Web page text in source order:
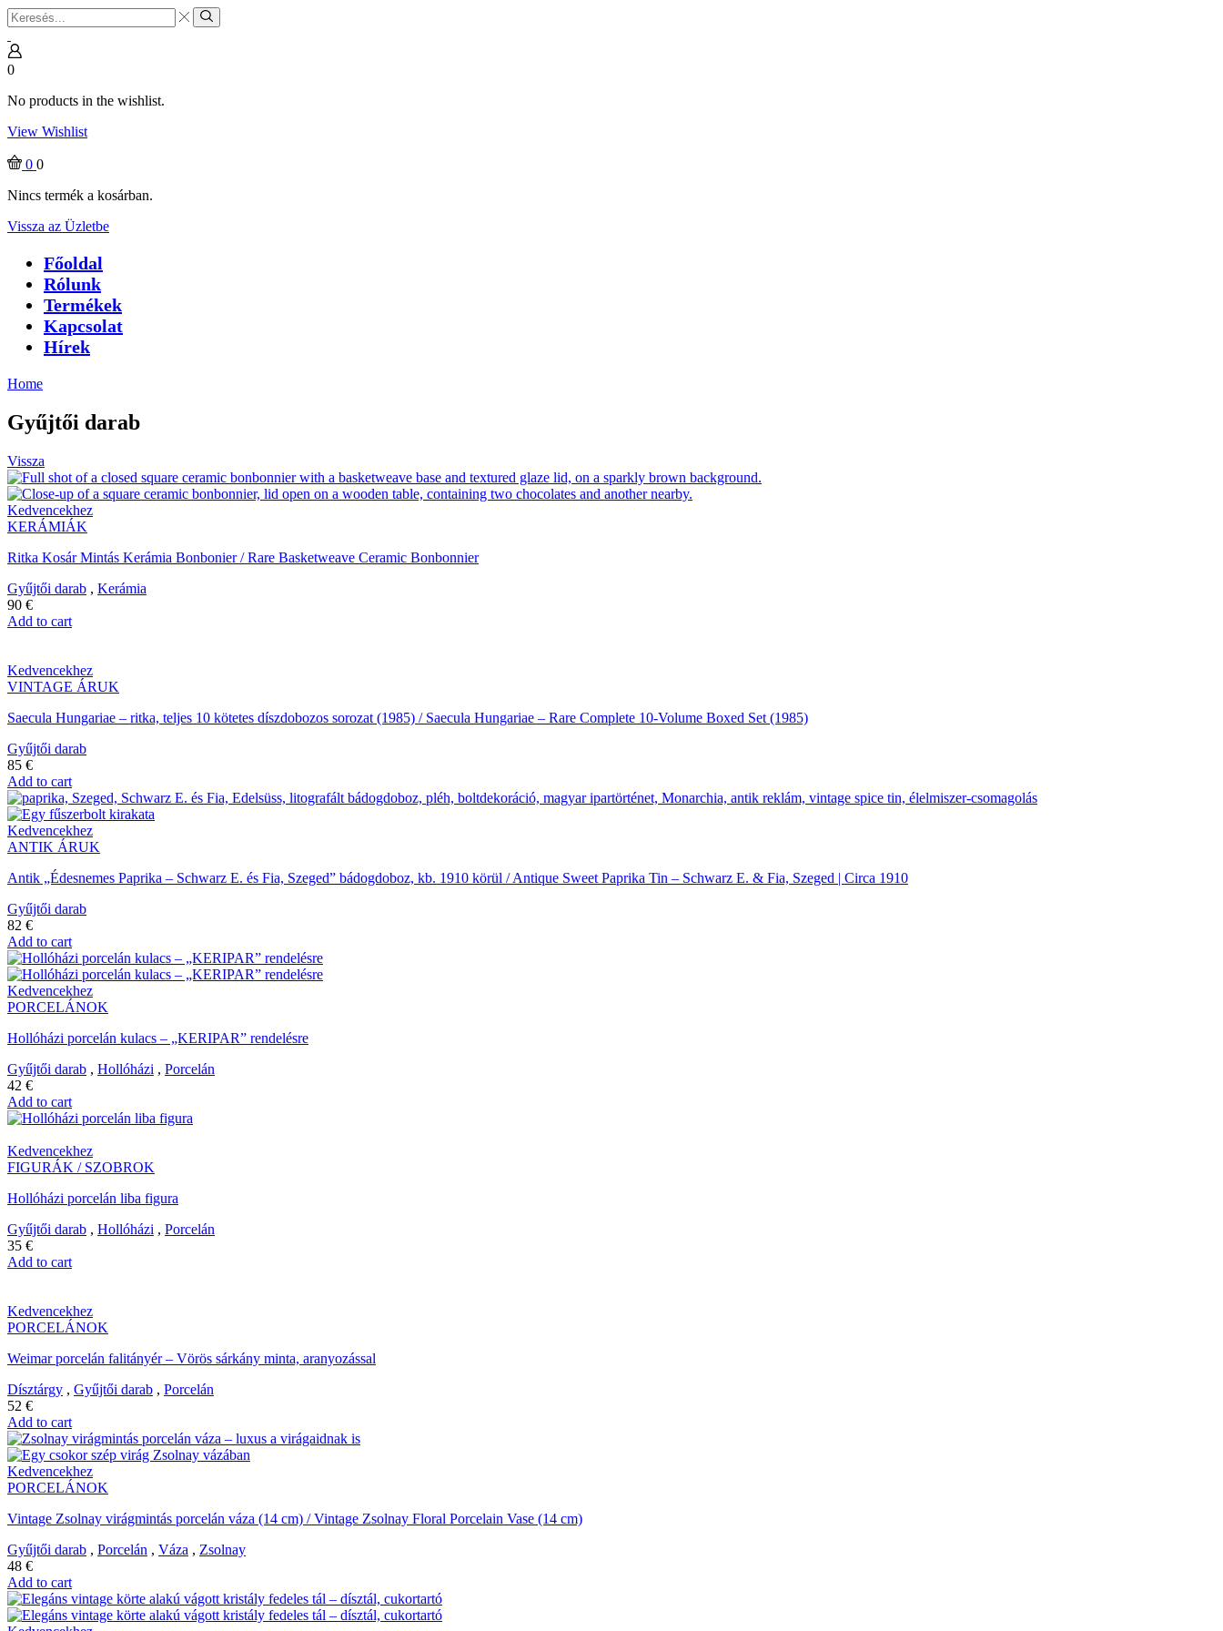
Search
input
Search
0
No products in the wishlist.
View Wishlist
0 0
Nincs termék a kosárban.
Vissza az Üzletbe
Főoldal
Rólunk
Termékek
Kapcsolat
Hírek
Home
Gyűjtői darab
Vissza
Kedvencekhez
KERÁMIÁK
Ritka Kosár Mintás Kerámia Bonbonier / Rare Basketweave Ceramic Bonbonnier
Gyűjtői darab , Kerámia
90 €
Add to cart
Kedvencekhez
VINTAGE ÁRUK
Saecula Hungariae – ritka, teljes 10 kötetes díszdobozos sorozat (1985) / Saecula Hungariae – Rare Complete 10-Volume Boxed Set (1985)
Gyűjtői darab
85 €
Add to cart
Kedvencekhez
ANTIK ÁRUK
Antik „Édesnemes Paprika – Schwarz E. és Fia, Szeged” bádogdoboz, kb. 1910 körül / Antique Sweet Paprika Tin – Schwarz E. & Fia, Szeged | Circa 1910
Gyűjtői darab
82 €
Add to cart
Kedvencekhez
PORCELÁNOK
Hollóházi porcelán kulacs – „KERIPAR” rendelésre
Gyűjtői darab , Hollóházi , Porcelán
42 €
Add to cart
Kedvencekhez
FIGURÁK / SZOBROK
Hollóházi porcelán liba figura
Gyűjtői darab , Hollóházi , Porcelán
35 €
Add to cart
Kedvencekhez
PORCELÁNOK
Weimar porcelán falitányér – Vörös sárkány minta, aranyozással
Dísztárgy , Gyűjtői darab , Porcelán
52 €
Add to cart
Kedvencekhez
PORCELÁNOK
Vintage Zsolnay virágmintás porcelán váza (14 cm) / Vintage Zsolnay Floral Porcelain Vase (14 cm)
Gyűjtői darab , Porcelán , Váza , Zsolnay
48 €
Add to cart